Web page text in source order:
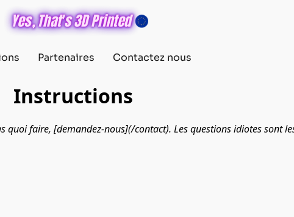
Partenaires Contactez nous
Instructions
quoi faire, [demandez-nous](/contact). Les questions idiotes sont